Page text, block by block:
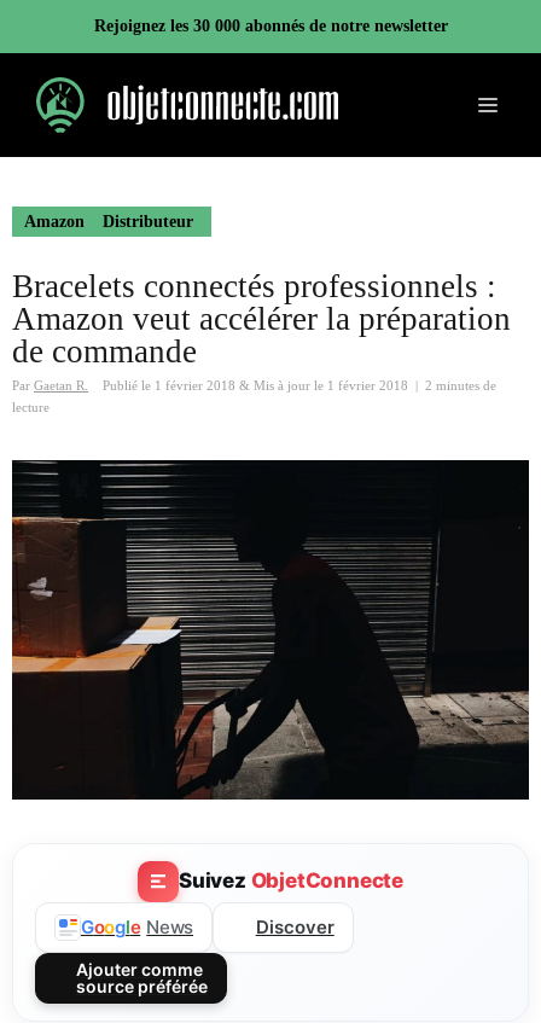
contenu
Rejoignez les 30 000 abonnés de notre newsletter
Menu
Amazon Distributeur
Bracelets connectés professionnels :
Amazon veut accélérer la préparation
de commande
Par Gaetan R. Publié le 1 février 2018 & Mis à jour le 1 février 2018
2 minutes de
lecture
Suivez ObjetConnecte
Google News Discover
Ajouter comme
source préférée